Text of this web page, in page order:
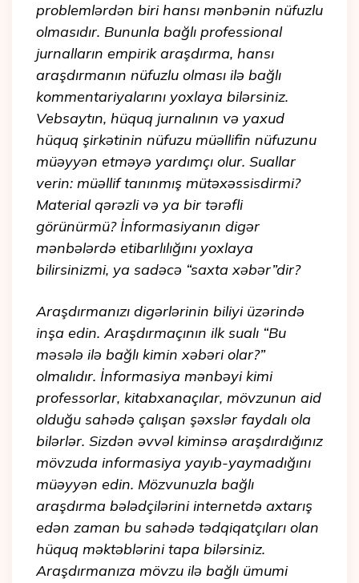
problemlərdən biri hansı mənbənin nüfuzlu
olmasıdır. Bununla bağlı professional
jurnalların empirik araşdırma, hansı
araşdırmanın nüfuzlu olması ilə bağlı
kommentariyalarını yoxlaya bilərsiniz.
Vebsaytın, hüquq jurnalının və yaxud
hüquq şirkətinin nüfuzu müəllifin nüfuzunu
müəyyən etməyə yardımçı olur. Suallar
verin: müəllif tanınmış mütəxəssisdirmi?
Material qərəzli və ya bir tərəfli
görünürmü? İnformasiyanın digər
mənbələrdə etibarlılığını yoxlaya
bilirsinizmi, ya sadəcə “saxta xəbər”dir?
Araşdırmanızı digərlərinin biliyi üzərində
inşa edin. Araşdırmaçının ilk sualı “Bu
məsələ ilə bağlı kimin xəbəri olar?”
olmalıdır. İnformasiya mənbəyi kimi
professorlar, kitabxanaçılar, mövzunun aid
olduğu sahədə çalışan şəxslər faydalı ola
bilərlər. Sizdən əvvəl kiminsə araşdırdığınız
mövzuda informasiya yayıb-yaymadığını
müəyyən edin. Mözvunuzla bağlı
araşdırma bələdçilərini internetdə axtarış
edən zaman bu sahədə tədqiqatçıları olan
hüquq məktəblərini tapa bilərsiniz.
Araşdırmanıza mövzu ilə bağlı ümumi